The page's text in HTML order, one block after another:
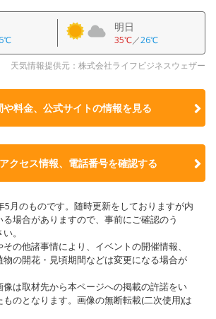
明日
35℃／26℃
天気情報提供元：株式会社ライフビジネスウェザー
や料金、公式サイトの情報を見る
クセス情報、電話番号を確認する
月のものです。随時更新をしておりますが内
場合がありますので、事前にご確認のう
。
の他諸事情により、イベントの開催情報、
の開花・見頃期間などは変更になる場合が
は取材先から本ページへの掲載の許諾をい
のとなります。画像の無断転載(二次使用)は